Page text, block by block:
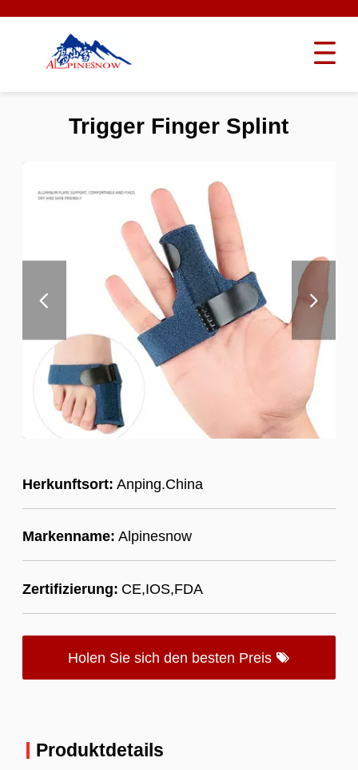
Herkunftsort: Anping.China
Markenname: Alpinesnow
Zertifizierung: CE,IOS,FDA
Holen Sie sich den besten Preis
Trigger Finger Splint
Produktdetails